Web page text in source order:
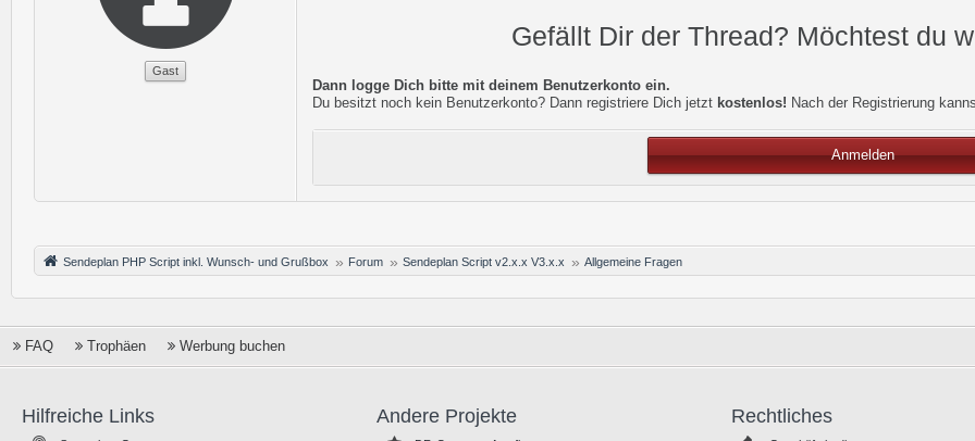
Gast
Gefällt Dir der Thread? Möchtest du
Dann logge Dich bitte mit deinem Benutzerkonto ein.
Du besitzt noch kein Benutzerkonto? Dann registriere Dich jetzt kostenlos! Nach der Registrierung
Anmelden
Sendeplan PHP Script inkl. Wunsch- und Grußbox Forum Sendeplan Script v2.x.x V3.x.x Allgemeine Fragen
FAQ Trophäen Werbung buchen
Hilfreiche Links Andere Projekte Rechtliches